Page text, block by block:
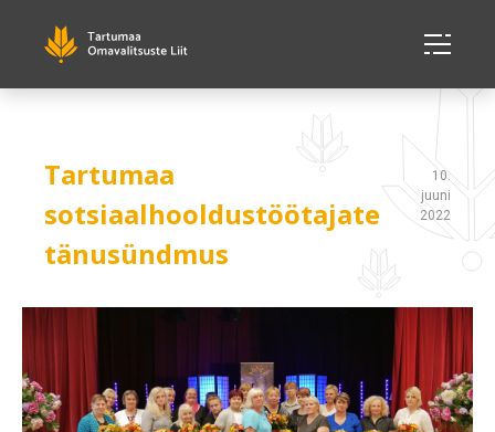
Tartumaa
sotsiaalhooldustöötajate
tänusündmus
10.
juuni
2022